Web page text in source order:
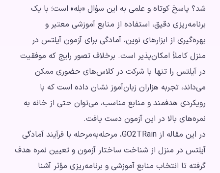
شد؟ پاسخ کوتاه و علمی به این سؤال «بله» است؛ با یک
برنامه‌ریزی دقیق، استفاده از منابع آموزشی معتبر و
بهره‌گیری از ابزارهای نوین، آمادگی برای آزمون آیلتس در
منزل کاملاً امکان‌پذیر است. برخلاف تصور رایج که موفقیت
در آیلتس را تنها با شرکت در کلاس‌های حضوری ممکن
می‌داند، تجربه هزاران زبان‌آموز نشان داده است که با
رویکردی هدفمند و منابع مناسب، می‌توان حتی از خانه به
نمره‌های بالا در این آزمون دست یافت.
در این مقاله از GO2TRain، مرحله‌به‌مرحله با فرآیند آمادگی
آیلتس در منزل از شناخت ساختار آزمون و تعیین نمره هدف
گرفته تا انتخاب منابع آموزشی و برنامه‌ریزی مؤثر آشنا